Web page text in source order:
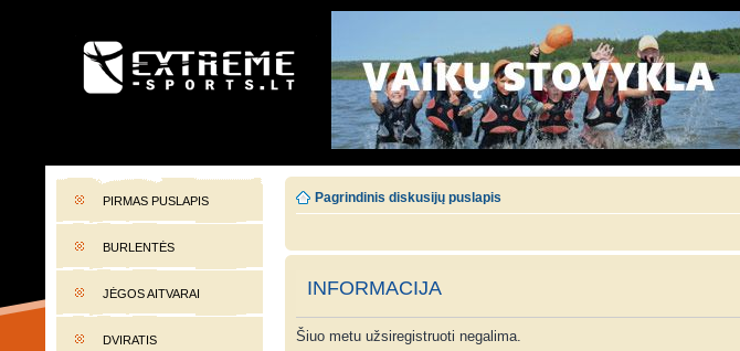
EXTREME-SPORTS.LT
PIRMAS PUSLAPIS
BURLENTĖS
JĖGOS AITVARAI
DVIRATIS
Pagrindinis diskusijų puslapis
INFORMACIJA
Šiuo metu užsiregistruoti negalima.